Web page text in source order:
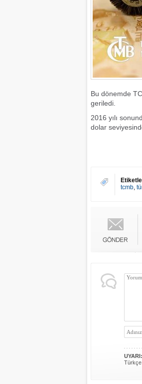
Bu dönemde
geriledi.
2016 yılı
dolar
tcmb,
UYARI:
Türkçe